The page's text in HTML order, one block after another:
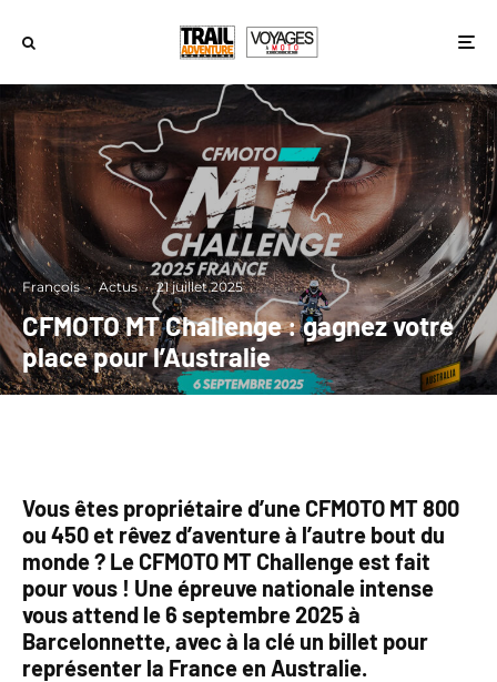
François · Actus · 21 juillet 2025
CFMOTO MT Challenge : gagnez votre
place pour l’Australie
Vous êtes propriétaire d’une CFMOTO MT 800
ou 450 et rêvez d’aventure à l’autre bout du
monde ? Le CFMOTO MT Challengeest fait
pour vous ! Une épreuve nationale intense
vous attend le6 septembre 2025 à
Barcelonnette, avec à la clé un billet pour
représenter la France en Australie.